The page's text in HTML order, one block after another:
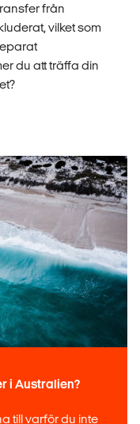
från
vilket som
du att träffa din
i Australien?
till varför du inte